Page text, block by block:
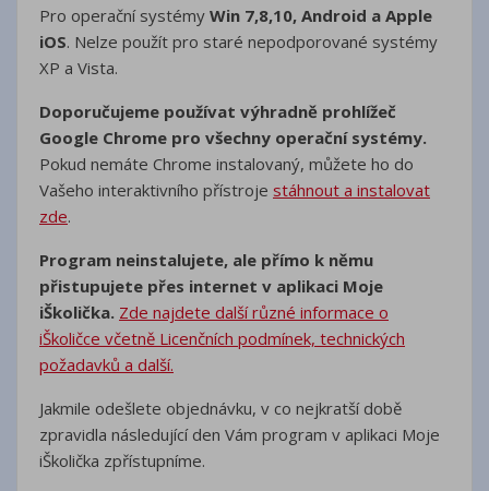
Pro operační systémy Win 7,8,10, Android a Apple
iOS. Nelze použít pro staré nepodporované systémy
XP a Vista.
Doporučujeme používat výhradně prohlížeč
Google Chrome pro všechny operační systémy.
Pokud nemáte Chrome instalovaný, můžete ho do
Vašeho interaktivního přístroje stáhnout a instalovat
zde.
Program neinstalujete, ale přímo k němu
přistupujete přes internet v aplikaci Moje
iŠkolička. Zde najdete další různé informace o
iŠkoličce včetně Licenčních podmínek, technických
požadavků a další.
Jakmile odešlete objednávku, v co nejkratší době
zpravidla následující den Vám program v aplikaci Moje
iŠkolička zpřístupníme.